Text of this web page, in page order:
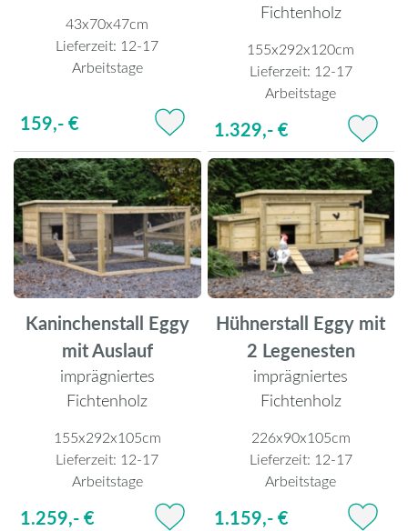
43x70x47cm
Lieferzeit: 12-17
Arbeitstage
159,- €
Fichtenholz
155x292x120cm
Lieferzeit: 12-17
Arbeitstage
1.329,- €
Kaninchenstall Eggy
mit Auslauf
imprägniertes
Fichtenholz
155x292x105cm
Lieferzeit: 12-17
Arbeitstage
1.259,- €
Hühnerstall Eggy mit
2 Legenesten
imprägniertes
Fichtenholz
226x90x105cm
Lieferzeit: 12-17
Arbeitstage
1.159,- €